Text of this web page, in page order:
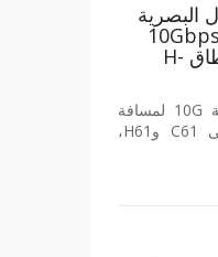
البصرية
‎DWDM SFP+‎ بسرعة ‎10Gbps‎
لمسافة ‎40km‎ ضمن نطاق ‎H-
وحدة ‎DWDM SFP+‎ بسرعة ‎10G‎ لمسافة
‎40KM‎، من ‎C18‎ و‎H18‎ إلى ‎C61‎ و‎H61‎،